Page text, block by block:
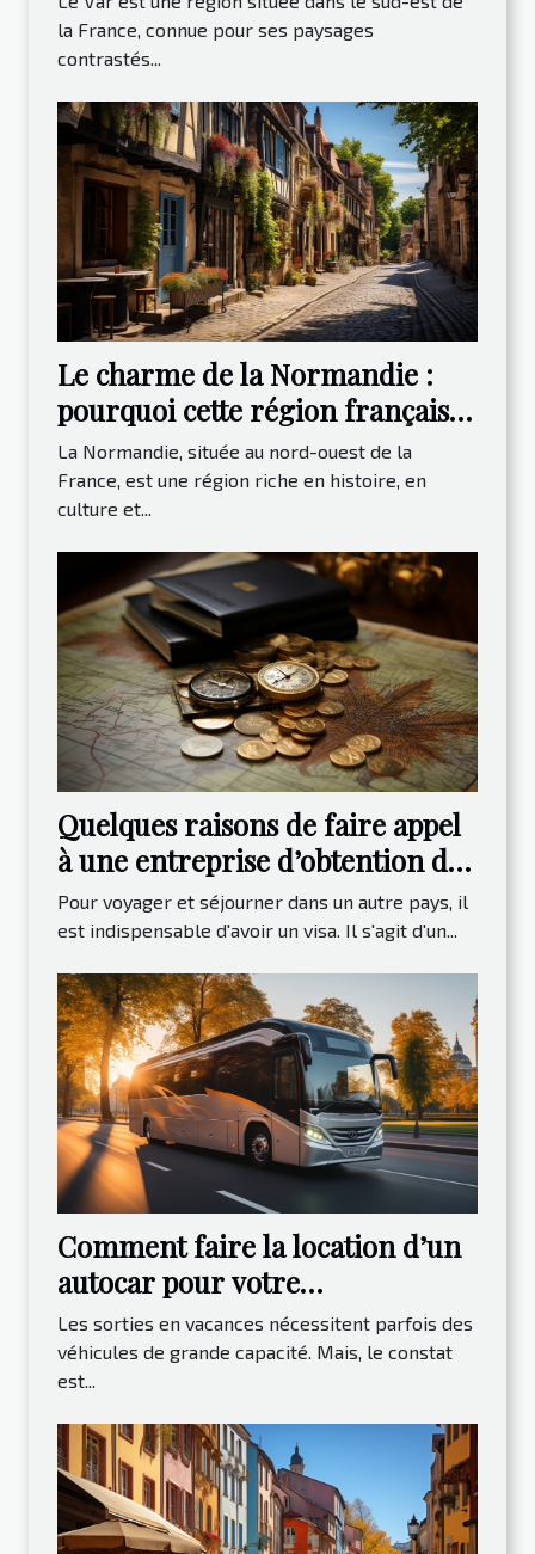
la France, connue pour ses paysages
contrastés...
Le charme de la Normandie :
pourquoi cette région française
est-elle une destination de choix
pour les voyageurs ?
La Normandie, située au nord-ouest de la
France, est une région riche en histoire, en
culture et...
Quelques raisons de faire appel
à une entreprise d’obtention de
visa
Pour voyager et séjourner dans un autre pays, il
est indispensable d'avoir un visa. Il s'agit d'un...
Comment faire la location d’un
autocar pour votre
déplacement ?
Les sorties en vacances nécessitent parfois des
véhicules de grande capacité. Mais, le constat
est...